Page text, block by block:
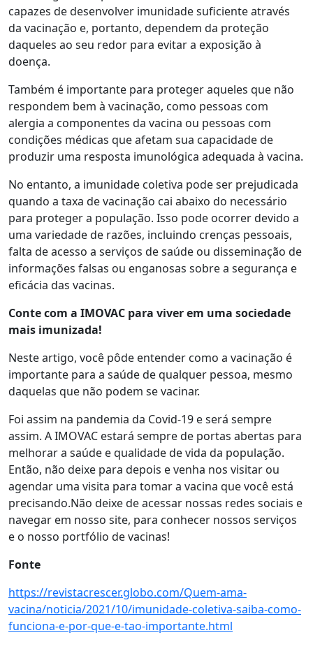
capazes de desenvolver imunidade suficiente através
da vacinação e, portanto, dependem da proteção
daqueles ao seu redor para evitar a exposição à
doença.
Também é importante para proteger aqueles que não
respondem bem à vacinação, como pessoas com
alergia a componentes da vacina ou pessoas com
condições médicas que afetam sua capacidade de
produzir uma resposta imunológica adequada à vacina.
No entanto, a imunidade coletiva pode ser prejudicada
quando a taxa de vacinação cai abaixo do necessário
para proteger a população. Isso pode ocorrer devido a
uma variedade de razões, incluindo crenças pessoais,
falta de acesso a serviços de saúde ou disseminação de
informações falsas ou enganosas sobre a segurança e
eficácia das vacinas.
Conte com a IMOVAC para viver em uma sociedade
mais imunizada!
Neste artigo, você pôde entender como a vacinação é
importante para a saúde de qualquer pessoa, mesmo
daquelas que não podem se vacinar.
Foi assim na pandemia da Covid-19 e será sempre
assim. A IMOVAC estará sempre de portas abertas para
melhorar a saúde e qualidade de vida da população.
Então, não deixe para depois e venha nos visitar ou
agendar uma visita para tomar a vacina que você está
precisando.Não deixe de acessar nossas redes sociais e
navegar em nosso site, para conhecer nossos serviços
e o nosso portfólio de vacinas!
Fonte
https://revistacrescer.globo.com/Quem-ama-
vacina/noticia/2021/10/imunidade-coletiva-saiba-como-
funciona-e-por-que-e-tao-importante.html